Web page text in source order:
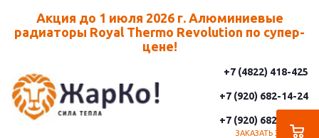
Акция до 1 июля 2026 г. Алюминиевые
радиаторы Royal Thermo Revolution по супер-
цене!
+7 (4822) 418-425
+7 (920) 682-14-24
+7 (920) 682-14-25
ЗАКАЗАТЬ ЗВОНОК